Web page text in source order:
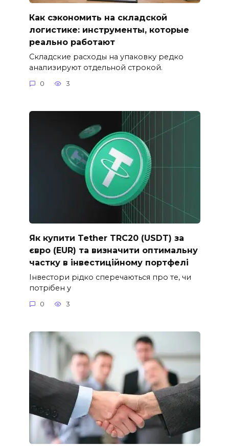
Как сэкономить на складской
логистике: инструменты, которые
реально работают
Складские расходы на упаковку редко
анализируют отдельной строкой.
0 3
Як купити Tether TRC20 (USDT) за
євро (EUR) та визначити оптимальну
частку в інвестиційному портфелі
Інвестори рідко сперечаються про те, чи
потрібен у
0 3